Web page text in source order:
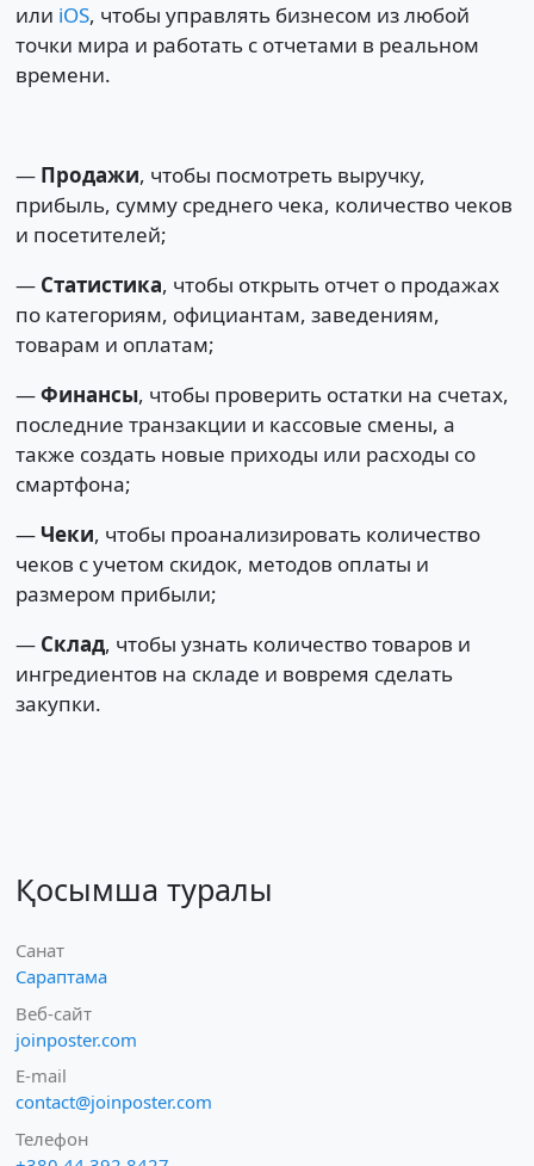
или iOS, чтобы управлять бизнесом из любой
точки мира и работать с отчетами в реальном
времени.
— Продажи, чтобы посмотреть выручку,
прибыль, сумму среднего чека, количество чеков
и посетителей;
— Статистика, чтобы открыть отчет о продажах
по категориям, официантам, заведениям,
товарам и оплатам;
—Финансы, чтобы проверить остатки на счетах,
последние транзакции и кассовые смены, а
также создать новые приходы или расходы со
смартфона;
— Чеки, чтобы проанализировать количество
чеков с учетом скидок, методов оплаты и
размером прибыли;
— Склад, чтобы узнать количество товаров и
ингредиентов на складе и вовремя сделать
закупки.
Қосымша туралы
Санат
Сараптама
Веб-сайт
joinposter.com
E-mail
contact@joinposter.com
Телефон